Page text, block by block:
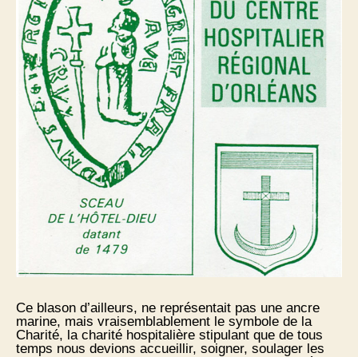
Ce blason d’ailleurs, ne représentait pas une ancre
marine, mais vraisemblablement le symbole de la
Charité, la charité hospitalière stipulant que de tous
temps nous devions accueillir, soigner, soulager les